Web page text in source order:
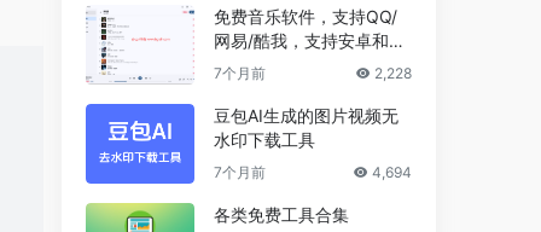
免费音乐软件，支持QQ/
网易/酷我，支持安卓和Wi
ndows平台
7个月前 2,228
豆包AI生成的图片视频无
水印下载工具
7个月前 4,694
各类免费工具合集